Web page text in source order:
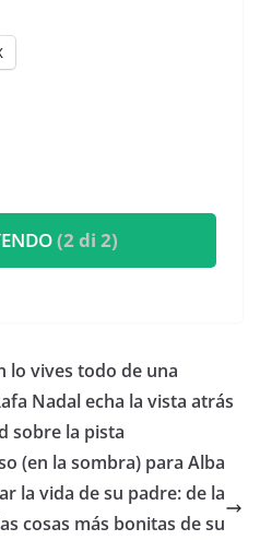
(2 di 2)
lo vives todo de una
Nadal echa la vista atrás
sobre la pista
(en la sombra) para Alba
la vida de su padre: de la
cosas más bonitas de su